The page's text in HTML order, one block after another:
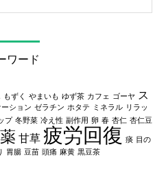
ワード
もずく やまいも ゆず茶 カフェ ゴーヤ ス
ション ゼラチン ホタテ ミネラル リラッ
プ 冬野菜 冷え性 副作用 卵 春 杏仁 杏仁豆
甘草 疲労回復 痰 目の
胃腸 豆苗 頭痛 麻黄 黒豆茶